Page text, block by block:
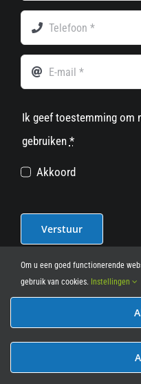
Ik geef toestemming om
gebruiken *
Akkoord
Verstuur
© 2012 - 2026• Leasy Bike
Om u een goed functionerende
gebruik van cookies. Instellingen